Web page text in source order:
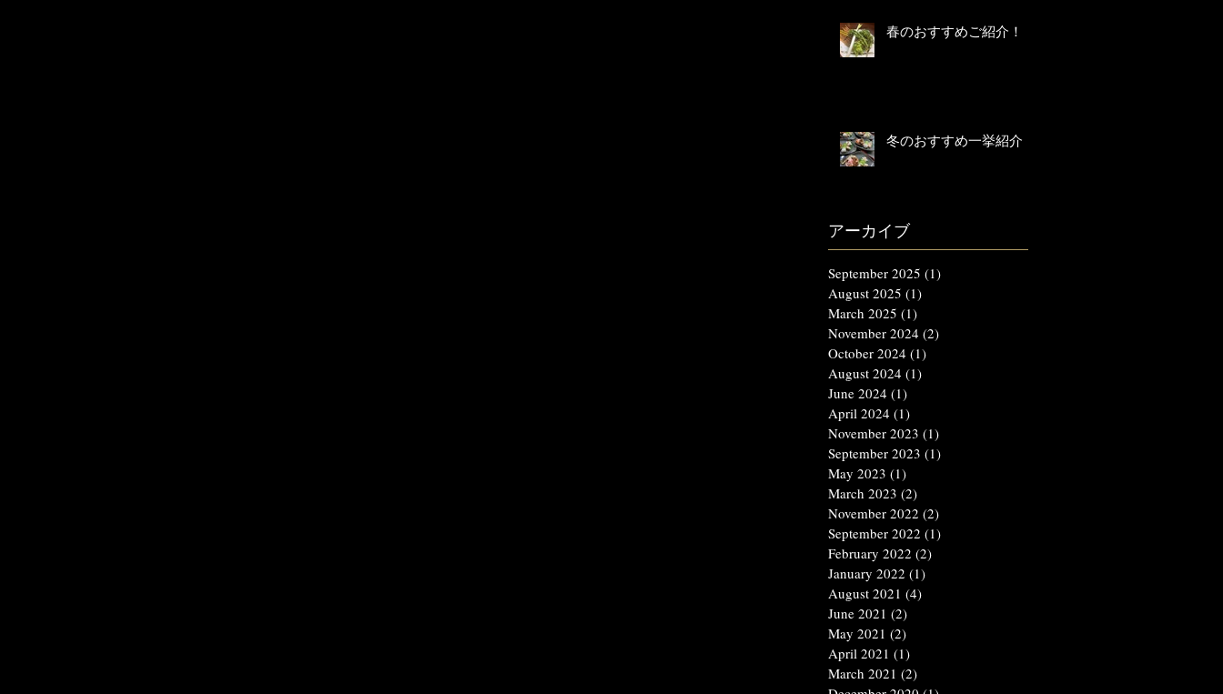
春のおすすめご紹介！
冬のおすすめ一挙紹介！
アーカイブ
September 2025 (1)
August 2025 (1)
March 2025 (1)
November 2024 (2)
October 2024 (1)
August 2024 (1)
June 2024 (1)
April 2024 (1)
November 2023 (1)
September 2023 (1)
May 2023 (1)
March 2023 (2)
November 2022 (2)
September 2022 (1)
February 2022 (2)
January 2022 (1)
August 2021 (4)
June 2021 (2)
May 2021 (2)
April 2021 (1)
March 2021 (2)